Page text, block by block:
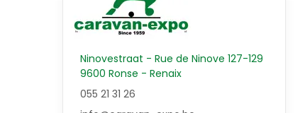
Ninovestraat - Rue de Ninove 127-129
9600 Ronse - Renaix
055 21 31 26